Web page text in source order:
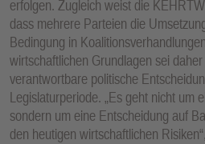
erfolgen. Zugleich weist die
dass mehrere Parteien die
Bedingung in
wirtschaftlichen Grundlagen sei
verantwortbare politische
Legislaturperiode. „Es geht nicht um
sondern um eine Entscheidung auf
den heutigen wirtschaftlichen